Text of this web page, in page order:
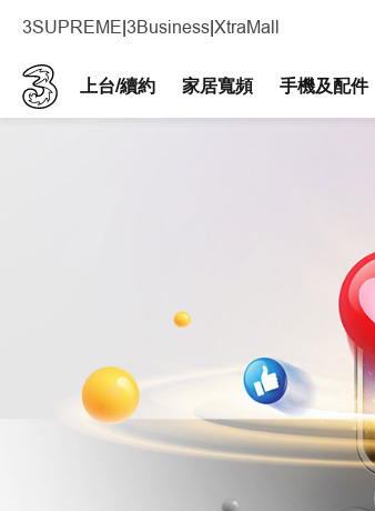
3SUPREME 3Business XtraMall
上台/續約 家居寬頻 手機及配件​